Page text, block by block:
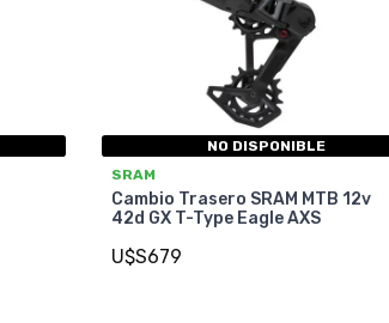
NO DISPONIBLE
SRAM
Cambio Trasero SRAM MTB 12v
42d GX T-Type Eagle AXS
U$S679